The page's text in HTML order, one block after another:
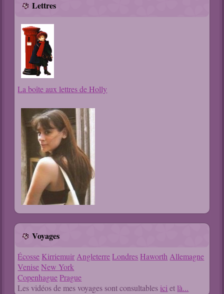
Lettres
La boîte aux lettres de Holly
Voyages
Écosse Kirriemuir Angleterre Londres Haworth Allemagne
Venise New York
Copenhague Prague
Les vidéos de mes voyages sont consultables icietlà...